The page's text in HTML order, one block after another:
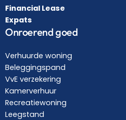
Financial Lease
Expats
Onroerend goed
Verhuurde woning
Beleggingspand
VvE verzekering
Kamerverhuur
Recreatiewoning
Leegstand